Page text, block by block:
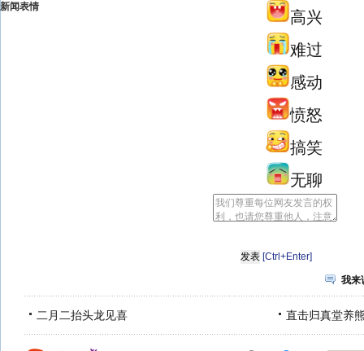
新闻表情
高兴
难过
感动
愤怒
搞笑
无聊
[Ctrl+Enter]
我来
二月二抬头龙见喜 直击归真堂养